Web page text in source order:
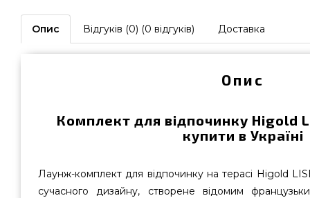
Опис Відгуків (0) (0 відгуків) Доставка
Опис
Комплект для відпочинку Higold
купити в Україні
Лаунж-комплект для відпочинку на терасі Higold
сучасного дизайну, створене відомим